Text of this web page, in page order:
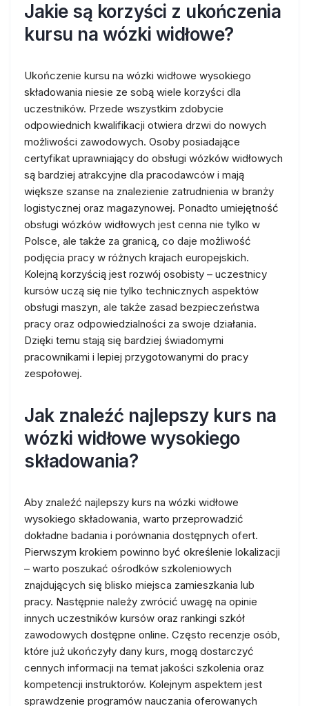
Jakie są korzyści z ukończenia
kursu na wózki widłowe?
Ukończenie kursu na wózki widłowe wysokiego
składowania niesie ze sobą wiele korzyści dla
uczestników. Przede wszystkim zdobycie
odpowiednich kwalifikacji otwiera drzwi do nowych
możliwości zawodowych. Osoby posiadające
certyfikat uprawniający do obsługi wózków widłowych
są bardziej atrakcyjne dla pracodawców i mają
większe szanse na znalezienie zatrudnienia w branży
logistycznej oraz magazynowej. Ponadto umiejętność
obsługi wózków widłowych jest cenna nie tylko w
Polsce, ale także za granicą, co daje możliwość
podjęcia pracy w różnych krajach europejskich.
Kolejną korzyścią jest rozwój osobisty – uczestnicy
kursów uczą się nie tylko technicznych aspektów
obsługi maszyn, ale także zasad bezpieczeństwa
pracy oraz odpowiedzialności za swoje działania.
Dzięki temu stają się bardziej świadomymi
pracownikami i lepiej przygotowanymi do pracy
zespołowej.
Jak znaleźć najlepszy kurs na
wózki widłowe wysokiego
składowania?
Aby znaleźć najlepszy kurs na wózki widłowe
wysokiego składowania, warto przeprowadzić
dokładne badania i porównania dostępnych ofert.
Pierwszym krokiem powinno być określenie lokalizacji
– warto poszukać ośrodków szkoleniowych
znajdujących się blisko miejsca zamieszkania lub
pracy. Następnie należy zwrócić uwagę na opinie
innych uczestników kursów oraz rankingi szkół
zawodowych dostępne online. Często recenzje osób,
które już ukończyły dany kurs, mogą dostarczyć
cennych informacji na temat jakości szkolenia oraz
kompetencji instruktorów. Kolejnym aspektem jest
sprawdzenie programów nauczania oferowanych